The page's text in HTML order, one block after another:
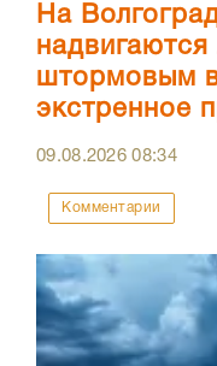
На
штормовым
экстренное
09.08.202608:34
Комментарии